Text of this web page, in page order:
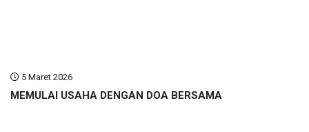
5 Maret 2026
MEMULAI USAHA DENGAN DOA BERSAMA